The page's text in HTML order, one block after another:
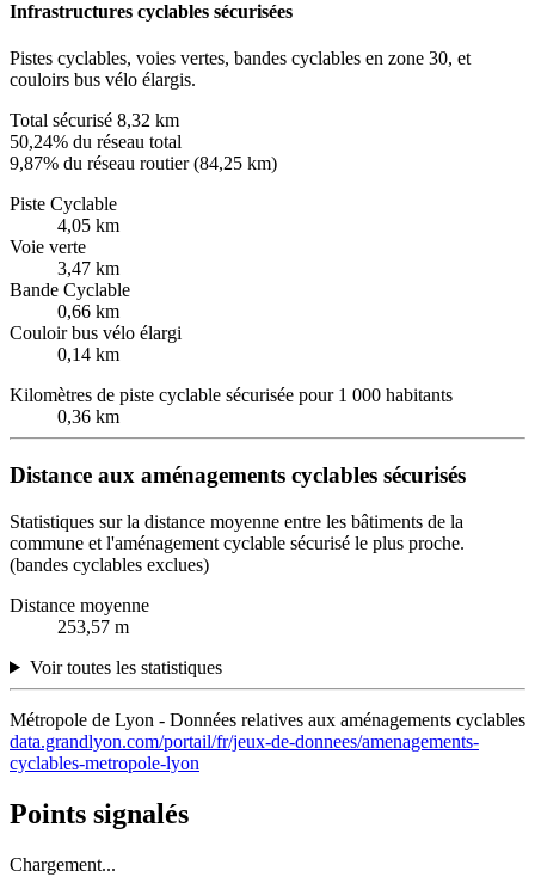
Infrastructures cyclables sécurisées
Pistes cyclables, voies vertes, bandes cyclables en zone 30, et
couloirs bus vélo élargis.
Total sécurisé 8,32 km
50,24% du réseau total
9,87% du réseau routier (84,25 km)
Piste Cyclable
4,05 km
Voie verte
3,47 km
Bande Cyclable
0,66 km
Couloir bus vélo élargi
0,14 km
Kilomètres de piste cyclable sécurisée pour 1 000 habitants
0,36 km
Distance aux aménagements cyclables sécurisés
Statistiques sur la distance moyenne entre les bâtiments de la
commune et l'aménagement cyclable sécurisé le plus proche.
(bandes cyclables exclues)
Distance moyenne
253,57 m
Voir toutes les statistiques
Métropole de Lyon - Données relatives aux aménagements cyclables
data.grandlyon.com/portail/fr/jeux-de-donnees/amenagements-
cyclables-metropole-lyon
Points signalés
Chargement...